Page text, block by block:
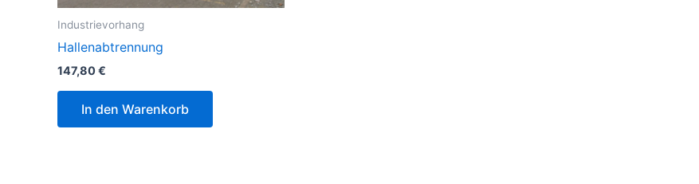
Industrievorhang
Hallenabtrennung
147,80€
In den Warenkorb